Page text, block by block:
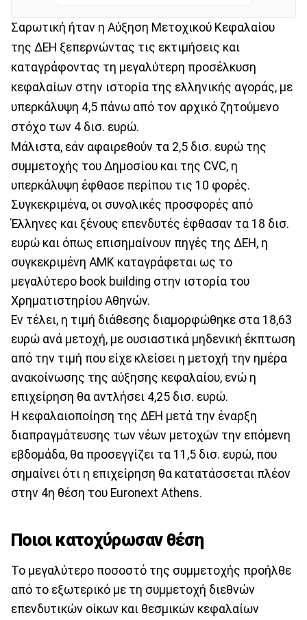
Σαρωτική ήταν η Αύξηση Μετοχικού Κεφαλαίου
της ΔΕΗ ξεπερνώντας τις εκτιμήσεις και
καταγράφοντας τη μεγαλύτερη προσέλκυση
κεφαλαίων στην ιστορία της ελληνικής αγοράς, με
υπερκάλυψη 4,5 πάνω από τον αρχικό ζητούμενο
στόχο των 4 δισ. ευρώ.
Μάλιστα, εάν αφαιρεθούν τα 2,5 δισ. ευρώ της
συμμετοχής του Δημοσίου και της CVC, η
υπερκάλυψη έφθασε περίπου τις 10 φορές.
Συγκεκριμένα, οι συνολικές προσφορές από
Έλληνες και ξένους επενδυτές έφθασαν τα 18 δισ.
ευρώ και όπως επισημαίνουν πηγές της ΔΕΗ, η
συγκεκριμένη ΑΜΚ καταγράφεται ως το
μεγαλύτερο book building στην ιστορία του
Χρηματιστηρίου Αθηνών.
Εν τέλει, η τιμή διάθεσης διαμορφώθηκε στα 18,63
ευρώ ανά μετοχή, με ουσιαστικά μηδενική έκπτωση
από την τιμή που είχε κλείσει η μετοχή την ημέρα
ανακοίνωσης της αύξησης κεφαλαίου, ενώ η
επιχείρηση θα αντλήσει 4,25 δισ. ευρώ.
Η κεφαλαιοποίηση της ΔΕΗ μετά την έναρξη
διαπραγμάτευσης των νέων μετοχών την επόμενη
εβδομάδα, θα προσεγγίζει τα 11,5 δισ. ευρώ, που
σημαίνει ότι η επιχείρηση θα κατατάσσεται πλέον
στην 4η θέση του Euronext Athens.
Ποιοι κατοχύρωσαν θέση
Το μεγαλύτερο ποσοστό της συμμετοχής προήλθε
από το εξωτερικό με τη συμμετοχή διεθνών
επενδυτικών οίκων και θεσμικών κεφαλαίων